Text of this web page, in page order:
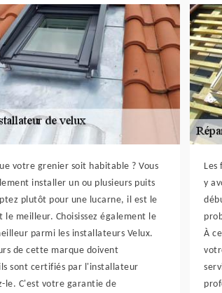
votre grenier soit habitable ? Vous
installer un ou plusieurs puits
plutôt pour une lucarne, il est le
le meilleur. Choisissez également le
parmi les installateurs Velux.
de cette marque doivent
sont certifiés par l'installateur
le. C'est votre garantie de
Les
y
À